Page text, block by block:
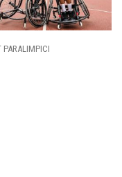
PARALIMPICI